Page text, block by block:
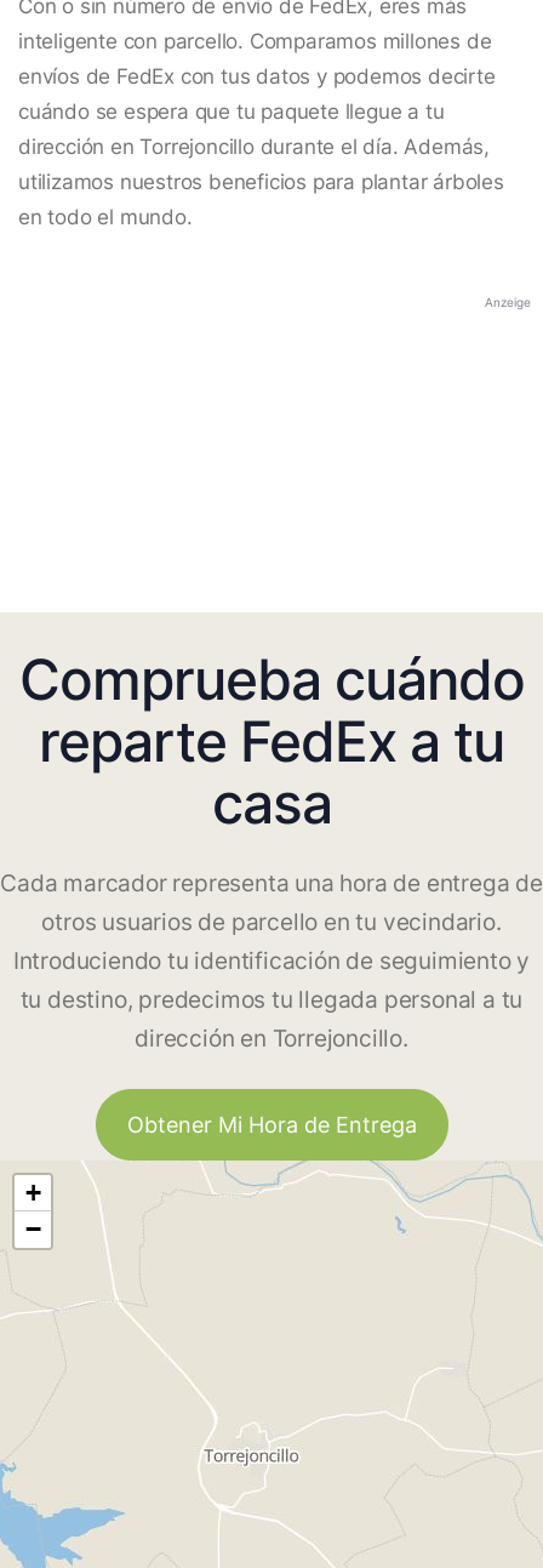
Con o sin número de envío de FedEx, eres más
inteligente con parcello. Comparamos millones de
envíos de FedEx con tus datos y podemos decirte
cuándo se espera que tu paquete llegue a tu
dirección en Torrejoncillo durante el día. Además,
utilizamos nuestros beneficios para plantar árboles
en todo el mundo.
Anzeige
Comprueba cuándo
reparte FedEx a tu
casa
Cada marcador representa una hora de entrega de
otros usuarios de parcello en tu vecindario.
Introduciendo tu identificación de seguimiento y
tu destino, predecimos tu llegada personal a tu
dirección en Torrejoncillo.
Obtener Mi Hora de Entrega
+
−